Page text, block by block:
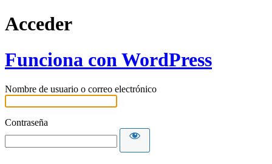
Acceder
Funciona con WordPress
Nombre de usuario o correo electrónico
Contraseña